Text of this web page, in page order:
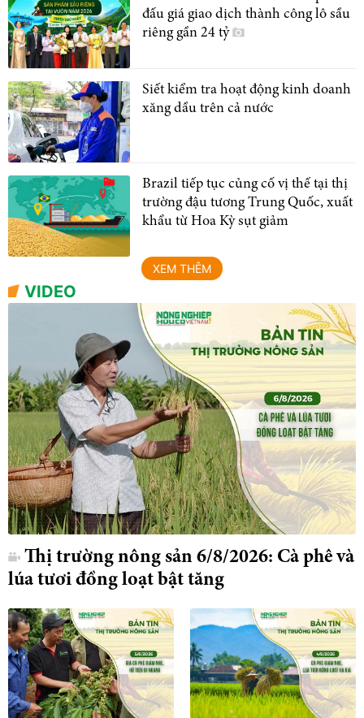
đấu giá giao dịch thành công lô sầu
riêng gần 24 tỷ
Siết kiểm tra hoạt động kinh doanh
xăng dầu trên cả nước
Brazil tiếp tục củng cố vị thế tại thị
trường đậu tương Trung Quốc, xuất
khẩu từ Hoa Kỳ sụt giảm
XEM THÊM
VIDEO
Thị trường nông sản 6/8/2026: Cà phê và
lúa tươi đồng loạt bật tăng